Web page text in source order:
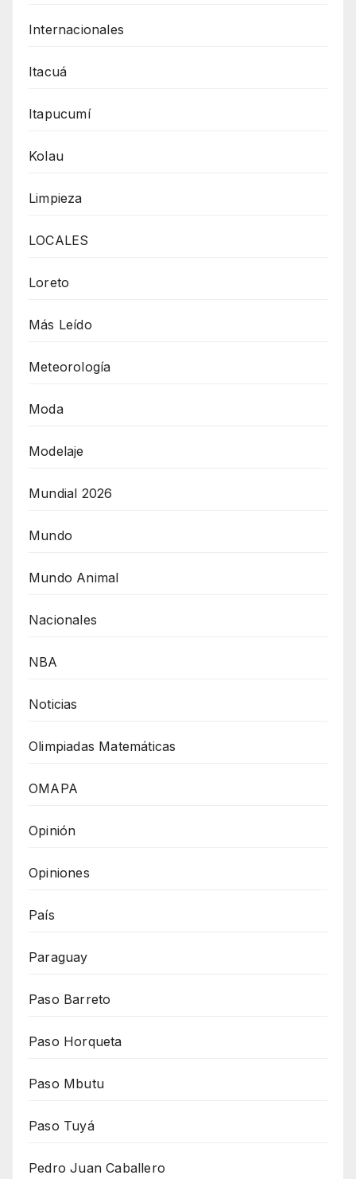
Internacionales
Itacuá
Itapucumí
Kolau
Limpieza
LOCALES
Loreto
Más Leído
Meteorología
Moda
Modelaje
Mundial 2026
Mundo
Mundo Animal
Nacionales
NBA
Noticias
Olimpiadas Matemáticas
OMAPA
Opinión
Opiniones
País
Paraguay
Paso Barreto
Paso Horqueta
Paso Mbutu
Paso Tuyá
Pedro Juan Caballero